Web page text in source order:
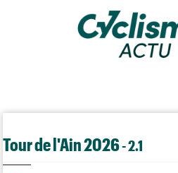
Tour de l'Ain 2026- 2.1